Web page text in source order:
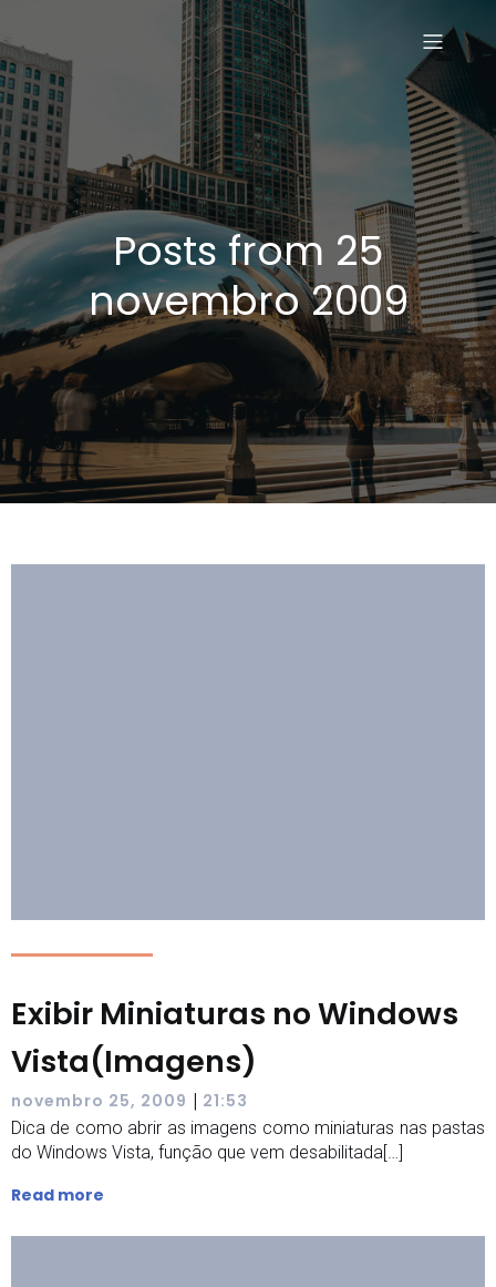
Posts from 25
novembro 2009
Exibir Miniaturas no Windows
Vista(Imagens)
novembro 25, 2009 | 21:53
Dica de como abrir as imagens como miniaturas nas pastas
do Windows Vista, função que vem desabilitada[…]
Read more